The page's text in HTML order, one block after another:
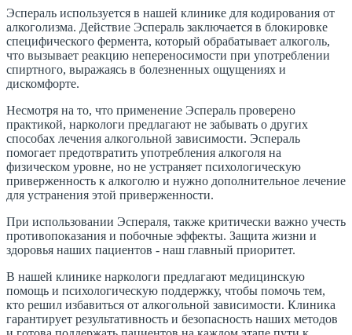
Эспераль используется в нашей клинике для кодирования от
алкоголизма. Действие Эспераль заключается в блокировке
специфического фермента, который обрабатывает алкоголь,
что вызывает реакцию непереносимости при употреблении
спиртного, выражаясь в болезненных ощущениях и
дискомфорте.
Несмотря на то, что применение Эспераль проверено
практикой, наркологи предлагают не забывать о других
способах лечения алкогольной зависимости. Эспераль
помогает предотвратить употребления алкоголя на
физическом уровне, но не устраняет психологическую
приверженность к алкоголю и нужно дополнительное лечение
для устранения этой приверженности.
При использовании Эспераля, также критически важно учесть
противопоказания и побочные эффекты. Защита жизни и
здоровья наших пациентов - наш главный приоритет.
В нашей клинике наркологи предлагают медицинскую
помощь и психологическую поддержку, чтобы помочь тем,
кто решил избавиться от алкогольной зависимости. Клиника
гарантирует результативность и безопасность наших методов